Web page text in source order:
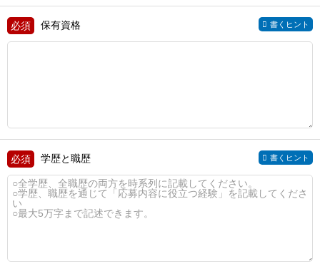
書くヒント
保有資格
書くヒント
学歴と職歴